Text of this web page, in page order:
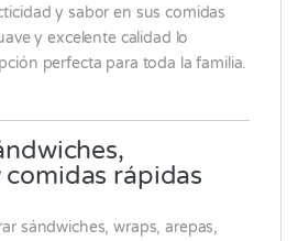
y sabor en sus comidas
y excelente calidad lo
perfecta para toda la familia.
comidas rápidas
sándwiches, wraps, arepas,